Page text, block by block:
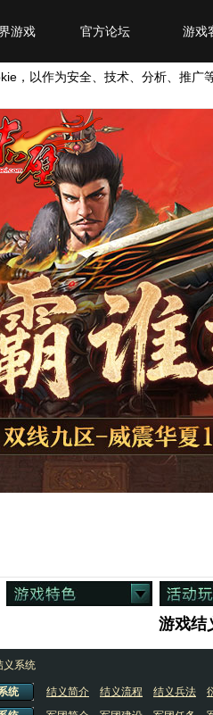
游戏
官方论坛
游戏
，以作为安全、技术、分析、推
游戏结